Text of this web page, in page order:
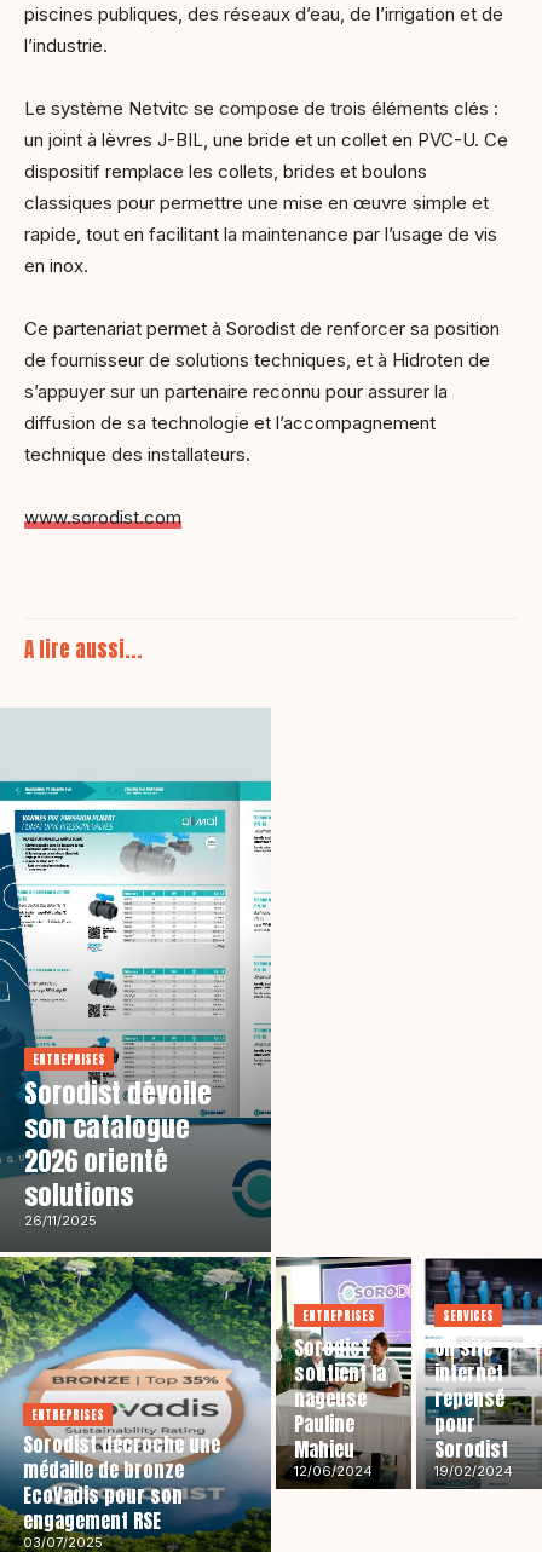
piscines publiques, des réseaux d’eau, de l’irrigation et de
l’industrie.
Le système Netvitc se compose de trois éléments clés :
un joint à lèvres J-BIL, une bride et un collet en PVC-U. Ce
dispositif remplace les collets, brides et boulons
classiques pour permettre une mise en œuvre simple et
rapide, tout en facilitant la maintenance par l’usage de vis
en inox.
Ce partenariat permet à Sorodist de renforcer sa position
de fournisseur de solutions techniques, et à Hidroten de
s’appuyer sur un partenaire reconnu pour assurer la
diffusion de sa technologie et l’accompagnement
technique des installateurs.
www.sorodist.com
A lire aussi...
ENTREPRISES
Sorodist dévoile
son catalogue
2026 orienté
solutions
26/11/2025
ENTREPRISES
Sorodist décroche une
médaille de bronze
EcoVadis pour son
engagement RSE
03/07/2025
ENTREPRISES
Sorodist
soutient la
nageuse
Pauline
Mahieu
12/06/2024
SERVICES
Un site
internet
repensé
pour
Sorodist
19/02/2024